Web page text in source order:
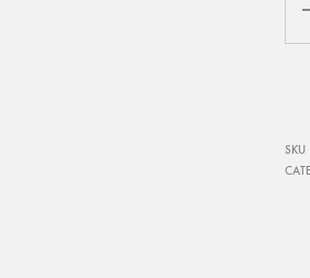
SPECIALE
SKU